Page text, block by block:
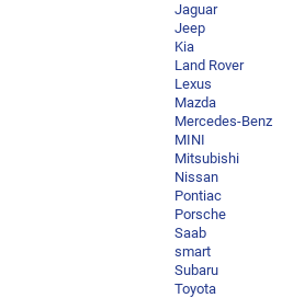
Jaguar
Jeep
Kia
Land Rover
Lexus
Mazda
Mercedes-Benz
MINI
Mitsubishi
Nissan
Pontiac
Porsche
Saab
smart
Subaru
Toyota